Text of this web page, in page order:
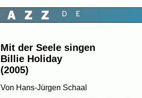
Mit der Seele singen
Billie Holiday
(2005)
Von Hans-Jürgen Schaal